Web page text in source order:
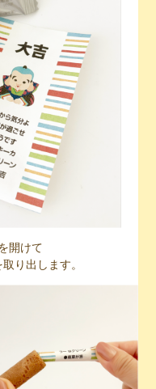
開けて
り出します。